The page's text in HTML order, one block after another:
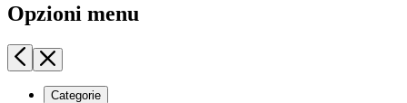
Opzioni menu
Categorie